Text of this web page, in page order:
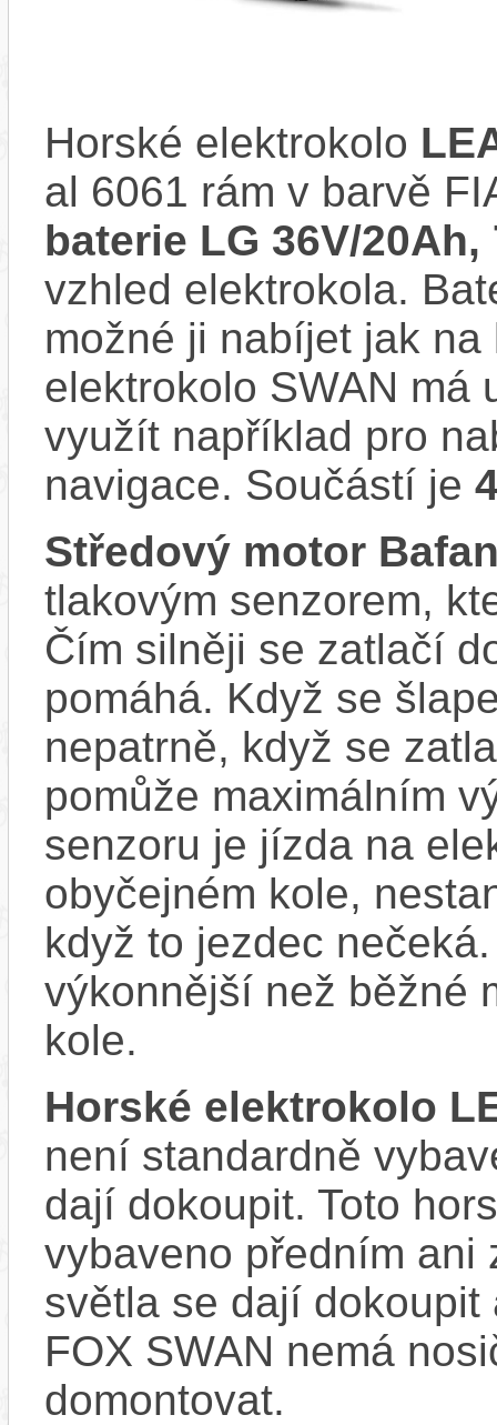
Horské elektrokolo
al 6061 rám v barvě
baterie LG 36V/20Ah,
vzhled elektrokola.
možné ji nabíjet jak
elektrokolo SWAN má
využít například pro
navigace. Součástí je
Středový motor
tlakovým senzorem,
Čím silněji se zatlačí
pomáhá. Když se
nepatrně, když se
pomůže maximálním
senzoru je jízda na
obyčejném kole,
když to jezdec
výkonnější než běžné
kole.
Horské elektrokolo
není standardně
dají dokoupit. Toto
vybaveno předním ani
světla se dají
FOX SWAN nemá
domontovat.